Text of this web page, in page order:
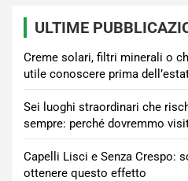
ULTIME
Creme solari, filtri minerali o
utile conoscere prima
Sei luoghi straordinari che
sempre: perché dovremmo
Capelli Lisci e Senza Crespo:
ottenere questo effetto